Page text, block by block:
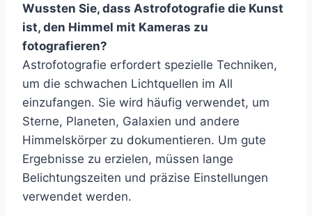
Wussten Sie, dass Astrofotografie die Kunst
ist, den Himmel mit Kameras zu
fotografieren?
Astrofotografie erfordert spezielle Techniken,
um die schwachen Lichtquellen im All
einzufangen. Sie wird häufig verwendet, um
Sterne, Planeten, Galaxien und andere
Himmelskörper zu dokumentieren. Um gute
Ergebnisse zu erzielen, müssen lange
Belichtungszeiten und präzise Einstellungen
verwendet werden.